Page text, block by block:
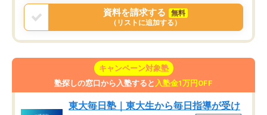
資料を請求する
無料
（リストに追加する）
キャンペーン対象塾
塾探しの窓口から入塾すると 入塾金1万円OFF
東大毎日塾｜東大生から毎日指導が受け